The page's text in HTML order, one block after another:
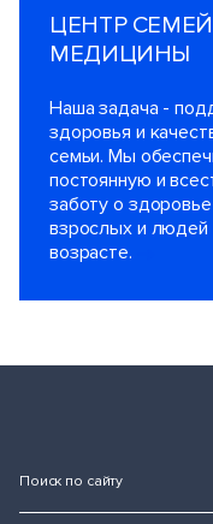
ЦЕНТР
МЕДИЦИНЫ
Наша задача -
здоровья и
семьи. Мы
постоянную и
заботу о
взрослых и людей
возрасте.
Поиск по сайту